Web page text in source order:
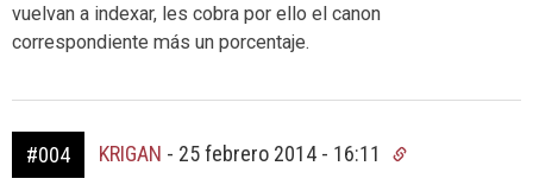
vuelvan a indexar, les cobra por ello el canon
correspondiente más un porcentaje.
#004 KRIGAN - 25 febrero 2014 - 16:11